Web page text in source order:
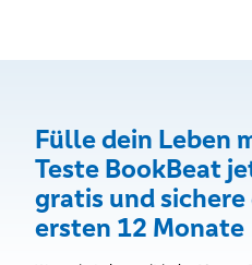
Fülle dein Leben
Teste BookBeat
gratis und sichere
ersten 12 Monate